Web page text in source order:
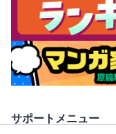
サポートメニュー